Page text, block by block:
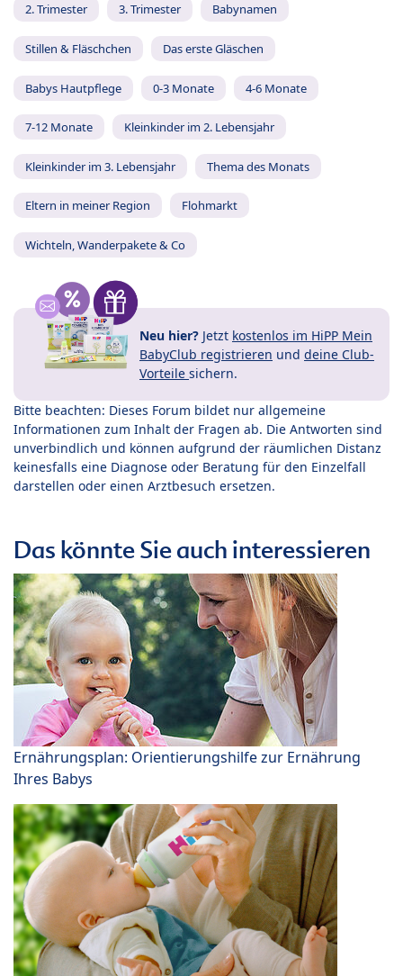
2. Trimester 3. Trimester Babynamen
Stillen & Fläschchen Das erste Gläschen
Babys Hautpflege 0-3 Monate 4-6 Monate
7-12 Monate Kleinkinder im 2. Lebensjahr
Kleinkinder im 3. Lebensjahr Thema des Monats
Eltern in meiner Region Flohmarkt
Wichteln, Wanderpakete & Co
Neu hier? Jetzt kostenlos im HiPP Mein
BabyClub registrieren und deine Club-
Vorteile sichern.
Bitte beachten: Dieses Forum bildet nur allgemeine
Informationen zum Inhalt der Fragen ab. Die Antworten sind
unverbindlich und können aufgrund der räumlichen Distanz
keinesfalls eine Diagnose oder Beratung für den Einzelfall
darstellen oder einen Arztbesuch ersetzen.
Das könnte Sie auch interessieren
Ernährungsplan: Orientierungshilfe zur Ernährung
Ihres Babys